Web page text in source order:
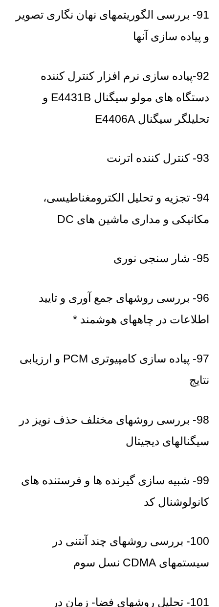
91- بررسی الگوریتمهای نهان نگاری تصویر
و پیاده سازی آنها
92-پیاده سازی نرم افزار کنترل کننده
دستگاه های مولو سیگنال E4431B و
تحلیلگر سیگنال E4406A
93- کنترل کننده اترنت
94- تجزیه و تحلیل الکترومغناطیسی،
مکانیکی و مداری ماشین های DC
95- شار سنجی نوری
96- بررسی روشهای جمع آوری و تایید
اطلاعات در چاههای هوشمند *
97- پیاده سازی کامپیوتری PCM و ارزیابی
نتایج
98- بررسی روشهای مختلف حذف نویز در
سیگنالهای دیجیتال
99- شبیه سازی گیرنده ها و فرستنده های
کانولوشنال کد
100- بررسی روشهای چند آنتنی در
سیستمهای CDMA نسل سوم
101- تحلیل روشهای فضا- زمان در